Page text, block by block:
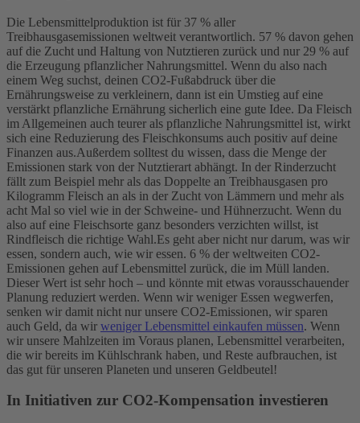
Die Lebensmittelproduktion ist für 37 % aller
Treibhausgasemissionen weltweit verantwortlich. 57 % davon gehen
auf die Zucht und Haltung von Nutztieren zurück und nur 29 % auf
die Erzeugung pflanzlicher Nahrungsmittel. Wenn du also nach
einem Weg suchst, deinen CO2-Fußabdruck über die
Ernährungsweise zu verkleinern, dann ist ein Umstieg auf eine
verstärkt pflanzliche Ernährung sicherlich eine gute Idee. Da Fleisch
im Allgemeinen auch teurer als pflanzliche Nahrungsmittel ist, wirkt
sich eine Reduzierung des Fleischkonsums auch positiv auf deine
Finanzen aus.Außerdem solltest du wissen, dass die Menge der
Emissionen stark von der Nutztierart abhängt. In der Rinderzucht
fällt zum Beispiel mehr als das Doppelte an Treibhausgasen pro
Kilogramm Fleisch an als in der Zucht von Lämmern und mehr als
acht Mal so viel wie in der Schweine- und Hühnerzucht. Wenn du
also auf eine Fleischsorte ganz besonders verzichten willst, ist
Rindfleisch die richtige Wahl.Es geht aber nicht nur darum, was wir
essen, sondern auch, wie wir essen. 6 % der weltweiten CO2-
Emissionen gehen auf Lebensmittel zurück, die im Müll landen.
Dieser Wert ist sehr hoch – und könnte mit etwas vorausschauender
Planung reduziert werden. Wenn wir weniger Essen wegwerfen,
senken wir damit nicht nur unsere CO2-Emissionen, wir sparen
auch Geld, da wir weniger Lebensmittel einkaufen müssen. Wenn
wir unsere Mahlzeiten im Voraus planen, Lebensmittel verarbeiten,
die wir bereits im Kühlschrank haben, und Reste aufbrauchen, ist
das gut für unseren Planeten und unseren Geldbeutel!
In Initiativen zur CO2-Kompensation investieren